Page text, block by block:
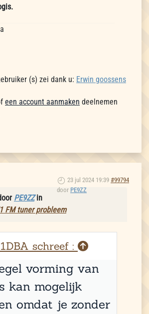
(s) zei dank u: Erwin goossens
een account aanmaken deelnemen
23 jul 2024 19:39 #99794
door PE9ZZ
PE9ZZin
FM tuner probleem
schreef :
vorming van
kan mogelijk
omdat je zonder